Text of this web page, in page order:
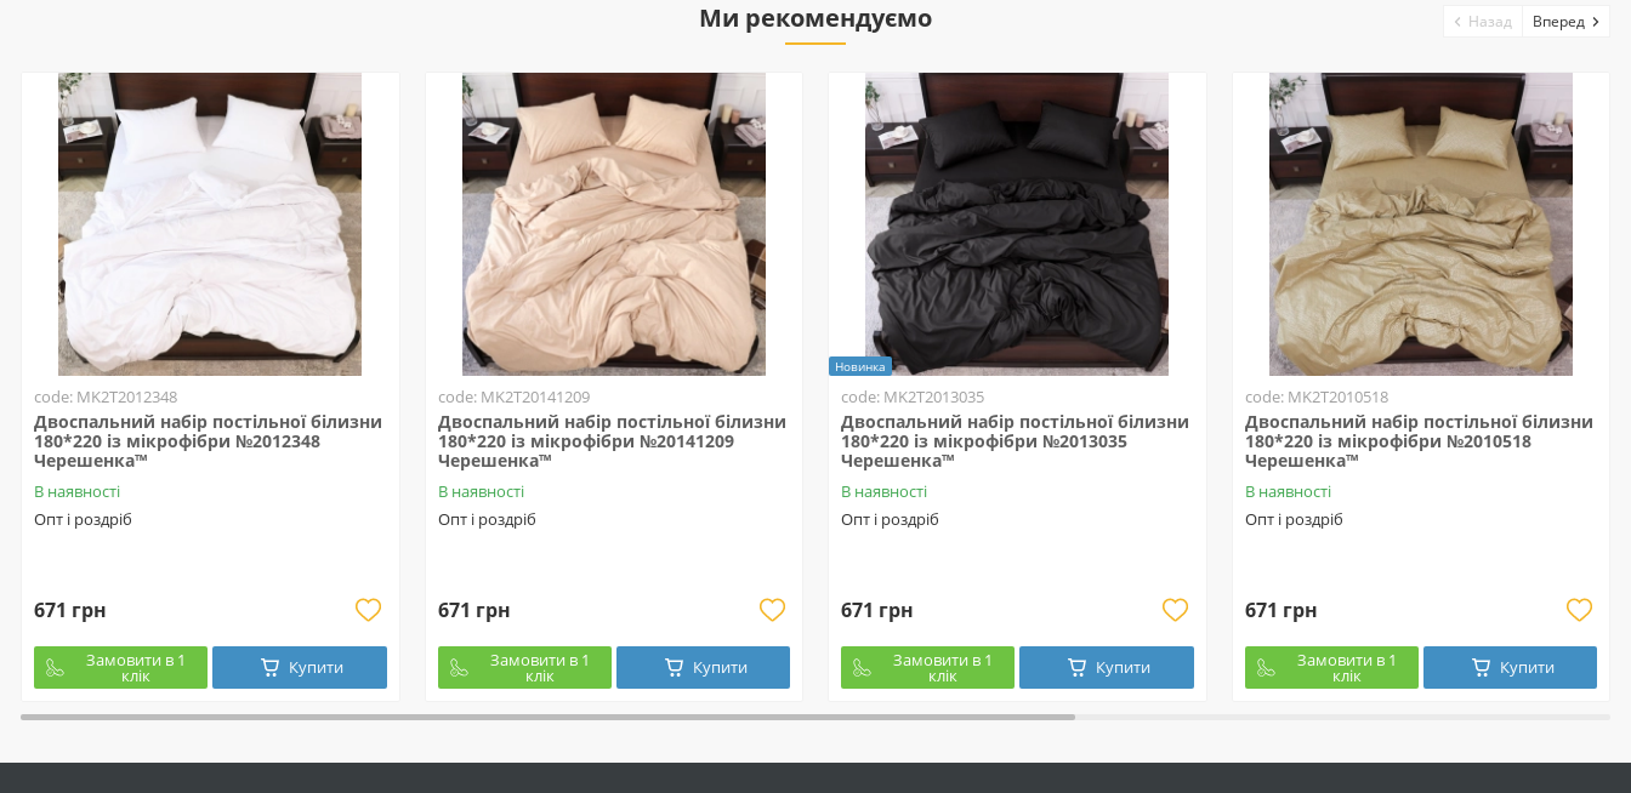
Ми рекомендуємо
code: MK2T2012348
Двоспальний набір постільної білизни
180*220 із мікрофібри №2012348
Черешенка™
В наявності
Опт і роздріб
671 грн
Замовити в 1
клік Купити
code: MK2T20141209
Двоспальний набір постільної білизни
180*220 із мікрофібри №20141209
Черешенка™
В наявності
Опт і роздріб
671 грн
Замовити в 1
клік Купити
Новинка
code: MK2T2013035
Двоспальний набір постільної білизни
180*220 із мікрофібри №2013035
Черешенка™
В наявності
Опт і роздріб
671 грн
Замовити в 1
клік Купити
code: MK2T2010518
Двоспальний набір постільної білизни
180*220 із мікрофібри №2010518
Черешенка™
В наявності
Опт і роздріб
671 грн
Замовити в 1
клік Купити
Назад Вперед